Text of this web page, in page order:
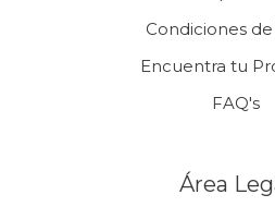
Condiciones
Encuentra tu
FAQ's
Área